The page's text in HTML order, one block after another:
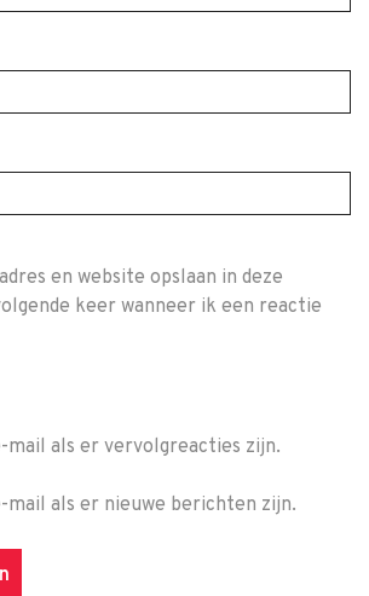
en website opslaan in deze
keer wanneer ik een reactie
mail als er vervolgreacties zijn.
mail als er nieuwe berichten zijn.